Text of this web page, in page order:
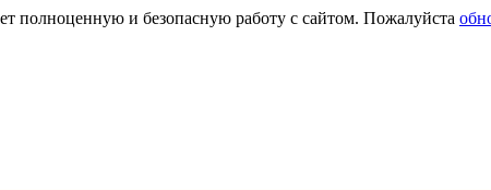
полноценную и безопасную работу с сайтом. Пожалуйста